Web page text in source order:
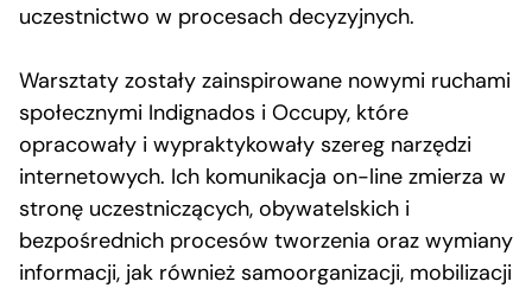
uczestnictwo w procesach decyzyjnych.
Warsztaty zostały zainspirowane nowymi ruchami
społecznymi Indignados i Occupy, które
opracowały i wypraktykowały szereg narzędzi
internetowych. Ich komunikacja on-line zmierza w
stronę uczestniczących, obywatelskich i
bezpośrednich procesów tworzenia oraz wymiany
informacji, jak również samoorganizacji, mobilizacji